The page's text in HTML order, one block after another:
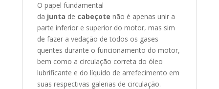
O papel fundamental
da junta de cabeçote não é apenas unir a
parte inferior e superior do motor, mas sim
de fazer a vedação de todos os gases
quentes durante o funcionamento do motor,
bem como a circulação correta do óleo
lubrificante e do líquido de arrefecimento em
suas respectivas galerias de circulação.